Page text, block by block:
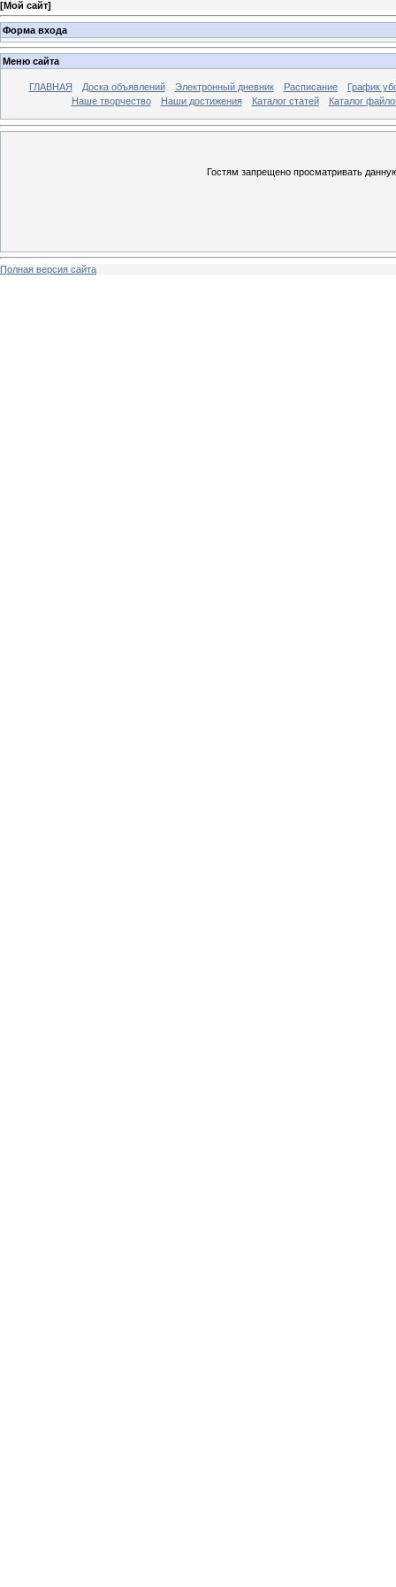
[Мой сайт]
Форма входа
Меню сайта
ГЛАВНАЯ Доска объявлений Электронный дневник Расписание
График
Наше творчество
Наши достижения Каталог статей Каталог
Гостям запрещено просматривать
Полная версия сайта